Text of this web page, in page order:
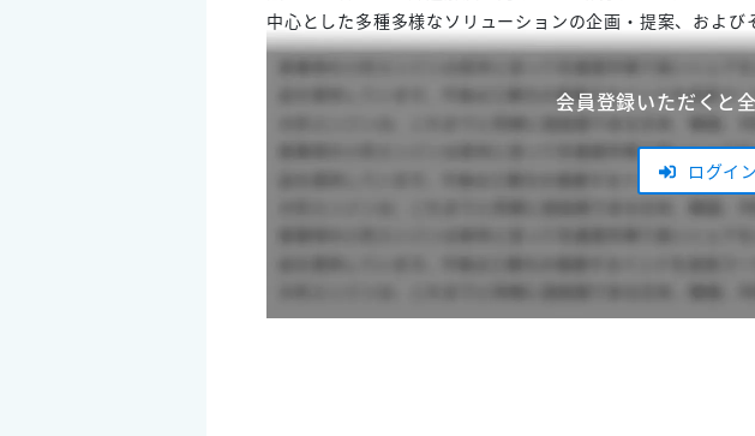
中心とした多種多様なソリューションの企画・提案、およ
会員登録いただくと
ログイン